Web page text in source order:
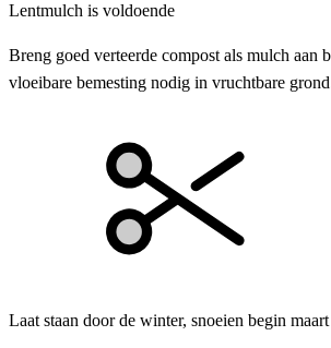
Lentmulch is voldoende
Breng goed verteerde compost als mulch aan
vloeibare bemesting nodig in vruchtbare
Laat staan door de winter, snoeien begin maart